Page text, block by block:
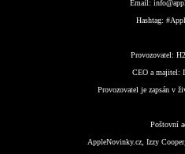
Email:
Hashtag:
Provozovatel:
CEO a majitel:
Provozovatel je zapsán v
Poštovní
AppleNovinky.cz, Izzy